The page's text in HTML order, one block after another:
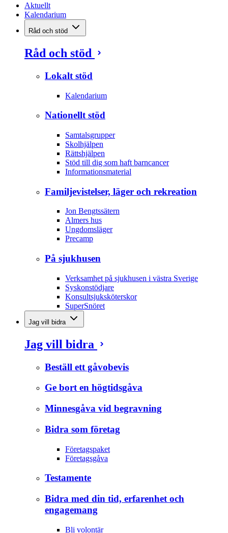
Aktuellt
Kalendarium
Råd och stöd
Råd och stöd
Lokalt stöd
Kalendarium
Nationellt stöd
Samtalsgrupper
Skolhjälpen
Rättshjälpen
Stöd till dig som haft barncancer
Informationsmaterial
Familjevistelser, läger och rekreation
Jon Bengtssätern
Almers hus
Ungdomsläger
Precamp
På sjukhusen
Verksamhet på sjukhusen i västra Sverige
Syskonstödjare
Konsultsjuksköterskor
SuperSnöret
Jag vill bidra
Jag vill bidra
Beställ ett gåvobevis
Ge bort en högtidsgåva
Minnesgåva vid begravning
Bidra som företag
Företagspaket
Företagsgåva
Testamente
Bidra med din tid, erfarenhet och
engagemang
Bli volontär